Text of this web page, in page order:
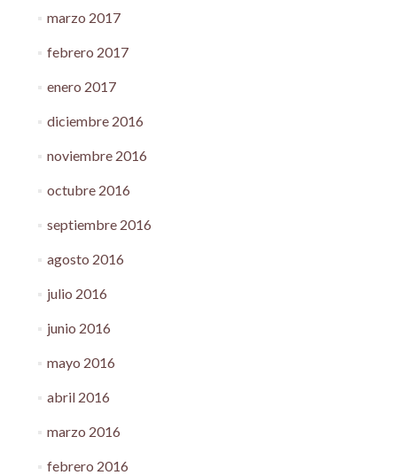
marzo 2017
febrero 2017
enero 2017
diciembre 2016
noviembre 2016
octubre 2016
septiembre 2016
agosto 2016
julio 2016
junio 2016
mayo 2016
abril 2016
marzo 2016
febrero 2016